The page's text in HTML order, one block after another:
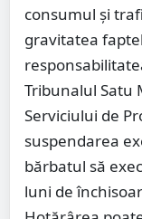
consumul și
gravitatea
Tribunalul Satu
Serviciului de
suspendarea
bărbatul să
luni de